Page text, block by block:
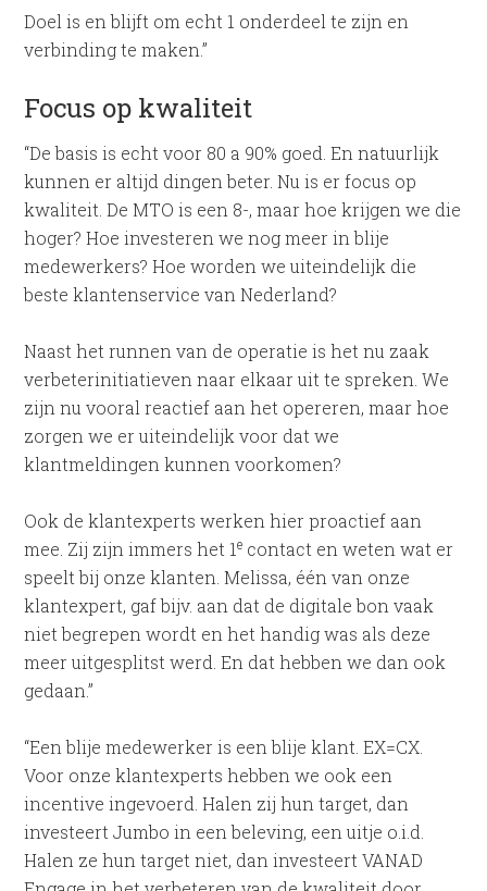
Doel is en blijft om echt 1 onderdeel te zijn en
verbinding te maken.”
Focus op kwaliteit
“De basis is echt voor 80 a 90% goed. En natuurlijk
kunnen er altijd dingen beter. Nu is er focus op
kwaliteit. De MTO is een 8-, maar hoe krijgen we die
hoger? Hoe investeren we nog meer in blije
medewerkers? Hoe worden we uiteindelijk die
beste klantenservice van Nederland?
Naast het runnen van de operatie is het nu zaak
verbeterinitiatieven naar elkaar uit te spreken. We
zijn nu vooral reactief aan het opereren, maar hoe
zorgen we er uiteindelijk voor dat we
klantmeldingen kunnen voorkomen?
Ook de klantexperts werken hier proactief aan
mee. Zij zijn immers het 1e contact en weten wat er
speelt bij onze klanten. Melissa, één van onze
klantexpert, gaf bijv. aan dat de digitale bon vaak
niet begrepen wordt en het handig was als deze
meer uitgesplitst werd. En dat hebben we dan ook
gedaan.”
“Een blije medewerker is een blije klant. EX=CX.
Voor onze klantexperts hebben we ook een
incentive ingevoerd. Halen zij hun target, dan
investeert Jumbo in een beleving, een uitje o.i.d.
Halen ze hun target niet, dan investeert VANAD